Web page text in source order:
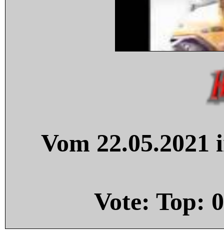
Vom
Vote: Top: 0